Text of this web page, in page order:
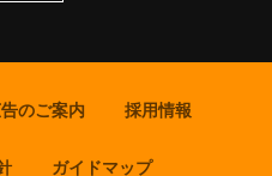
のご案内 採用情報
ガイドマップ